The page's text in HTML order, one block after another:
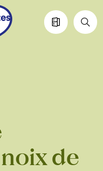
de